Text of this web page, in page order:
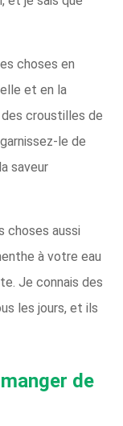
choses en
et en la
croustilles de
le de
saveur
choses aussi
à votre eau
Je connais des
les jours, et ils
de